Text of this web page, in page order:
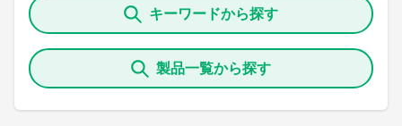
キーワードから探す
製品一覧から探す